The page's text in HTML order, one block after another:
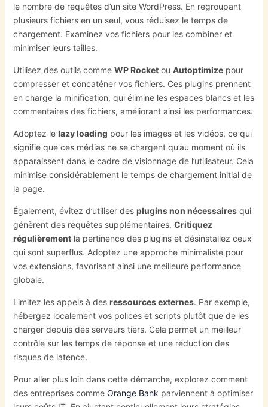
le nombre de requêtes d’un site WordPress. En regroupant
plusieurs fichiers en un seul, vous réduisez le temps de
chargement. Examinez vos fichiers pour les combiner et
minimiser leurs tailles.
Utilisez des outils comme WP Rocketou Autoptimizepour
compresser et concaténer vos fichiers. Ces plugins prennent
en charge la minification, qui élimine les espaces blancs et les
commentaires des fichiers, améliorant ainsi les performances.
Adoptez le lazy loading pour les images et les vidéos, ce qui
signifie que ces médias ne se chargent qu’au moment où ils
apparaissent dans le cadre de visionnage de l’utilisateur. Cela
minimise considérablement le temps de chargement initial de
la page.
Également, évitez d’utiliser des plugins non nécessairesqui
génèrent des requêtes supplémentaires. Critiquez
régulièrementla pertinence des plugins et désinstallez ceux
qui sont superflus. Adoptez une approche minimaliste pour
vos extensions, favorisant ainsi une meilleure performance
globale.
Limitez les appels à des ressources externes. Par exemple,
hébergez localement vos polices et scripts plutôt que de les
charger depuis des serveurs tiers. Cela permet un meilleur
contrôle sur les temps de réponse et une réduction des
risques de latence.
Pour aller plus loin dans cette démarche, explorez comment
des entreprises comme Orange Bank parviennent à optimiser